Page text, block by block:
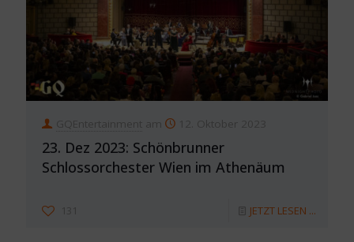
GQEntertainment am 12. Oktober 2023
23. Dez 2023: Schönbrunner
Schlossorchester Wien im Athenäum
131 JETZT LESEN ...